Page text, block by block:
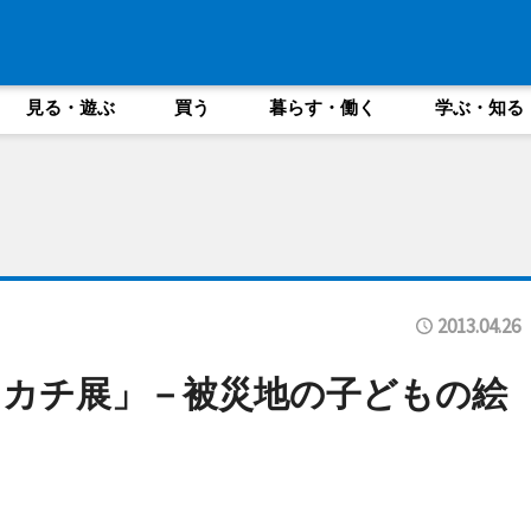
見る・遊ぶ 買う 暮らす・働く 学ぶ・知る
2013.04.26
チ展」－被災地の子どもの絵